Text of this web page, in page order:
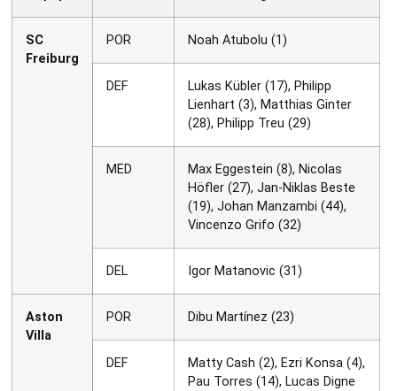
SC
Freiburg
POR Noah Atubolu (1)
DEF
Lukas Kübler (17), Philipp
Lienhart (3), Matthias Ginter
(28), Philipp Treu (29)
MED
Max Eggestein (8), Nicolas
Höfler (27), Jan-Niklas Beste
(19), Johan Manzambi (44),
Vincenzo Grifo (32)
DEL Igor Matanovic (31)
Aston
Villa
POR Dibu Martínez (23)
DEF
Matty Cash (2), Ezri Konsa (4),
Pau Torres (14), Lucas Digne